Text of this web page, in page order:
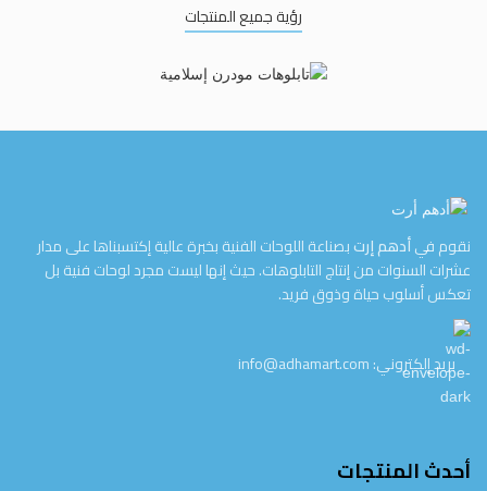
رؤية جميع المنتجات
نقوم فيأدهم إرتبصناعة اللوحات الفنية بخبرة عالية إكتسبناها على مدار
عشرات السنوات من إنتاج التابلوهات. حيث إنها ليست مجرد لوحات فنية بل
تعكس أسلوب حياة وذوق فريد.
بريد إلكتروني: info@adhamart.com
أحدث المنتجات